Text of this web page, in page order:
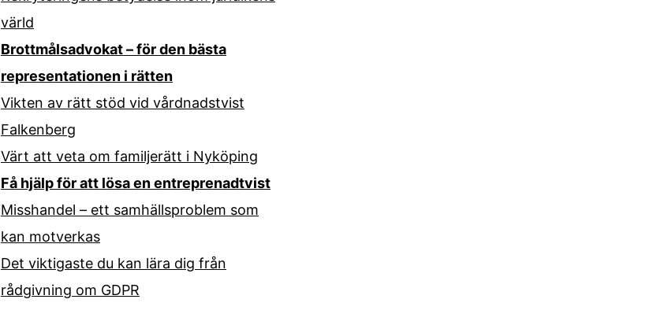
värld
Brottmålsadvokat – för den bästa
representationen i rätten
Vikten av rätt stöd vid vårdnadstvist
Falkenberg
Värt att veta om familjerätt i Nyköping
Få hjälp för att lösa en entreprenadtvist
Misshandel – ett samhällsproblem som
kan motverkas
Det viktigaste du kan lära dig från
rådgivning om GDPR